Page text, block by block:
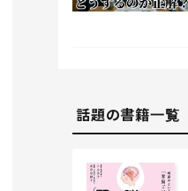
話題の書籍一覧